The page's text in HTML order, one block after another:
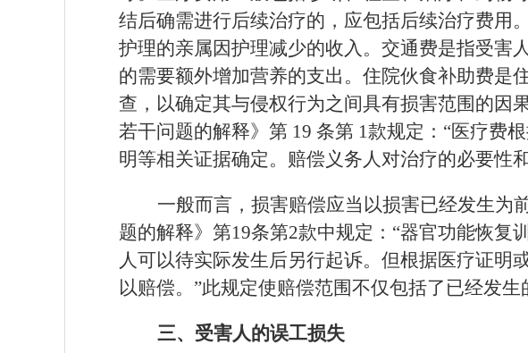
结后确需进行后续治疗的，应包括后续治疗费用
护理的亲属因护理减少的收入。交通费是指受害
的需要额外增加营养的支出。住院伙食补助费是
查，以确定其与侵权行为之间具有损害范围的因
若干问题的解释》第 19 条第 1款规定：“医疗费
明等相关证据确定。赔偿义务人对治疗的必要性
一般而言，损害赔偿应当以损害已经发生为
题的解释》第19条第2款中规定：“器官功能恢复
人可以待实际发生后另行起诉。但根据医疗证明
以赔偿。”此规定使赔偿范围不仅包括了已经发
三、受害人的误工损失